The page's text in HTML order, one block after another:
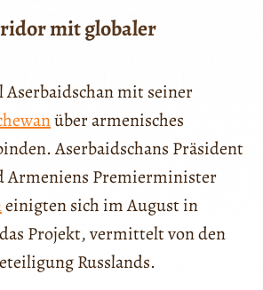
mit globaler
mit seiner
über armenisches
Aserbaidschans Präsident
Armeniens Premierminister
einigten sich im August in
Projekt, vermittelt von den
Russlands.